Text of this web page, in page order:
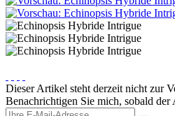
Dieser Artikel steht derzeit nicht zur
Benachrichtigen Sie mich, sobald